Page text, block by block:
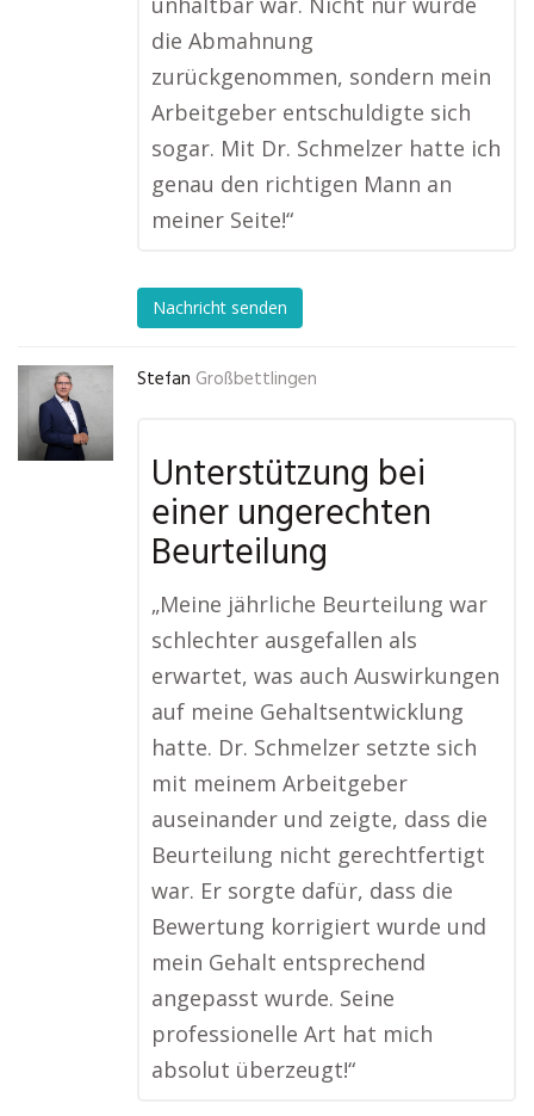
die Abmahnung
zurückgenommen, sondern mein
Arbeitgeber entschuldigte sich
sogar. Mit Dr. Schmelzer hatte ich
genau den richtigen Mann an
meiner Seite!“
Nachricht senden
Stefan Großbettlingen
Unterstützung bei
einer ungerechten
Beurteilung
„Meine jährliche Beurteilung war
schlechter ausgefallen als
erwartet, was auch Auswirkungen
auf meine Gehaltsentwicklung
hatte. Dr. Schmelzer setzte sich
mit meinem Arbeitgeber
auseinander und zeigte, dass die
Beurteilung nicht gerechtfertigt
war. Er sorgte dafür, dass die
Bewertung korrigiert wurde und
mein Gehalt entsprechend
angepasst wurde. Seine
professionelle Art hat mich
absolut überzeugt!“